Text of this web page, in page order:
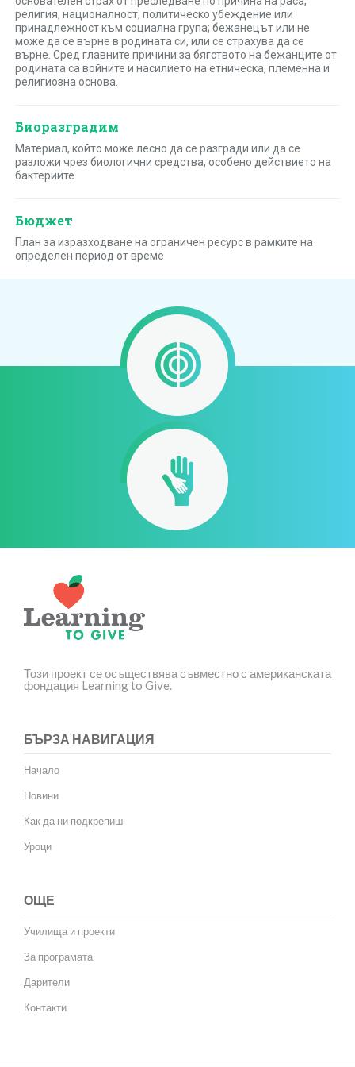
религия, националност, политическо убеждение или
принадлежност към социална група; бежанецът или не
може да се върне в родината си, или се страхува да се
върне. Сред главните причини за бягството на бежанците от
родината са войните и насилието на етническа, племенна и
религиозна основа.
Биоразградим
Материал, който може лесно да се разгради или да се
разложи чрез биологични средства, особено действието на
бактериите
Бюджет
План за изразходване на ограничен ресурс в рамките на
определен период от време
Този проект се осъществява съвместно с американската
фондация Learning to Give.
БЪРЗА НАВИГАЦИЯ
Начало
Новини
Как да ни подкрепиш
Уроци
ОЩЕ
Училища и проекти
За програмата
Дарители
Контакти